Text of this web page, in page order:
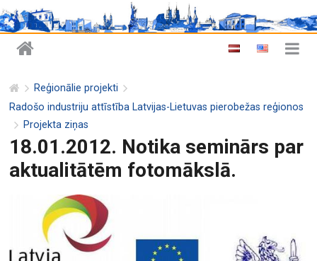
Reģionālie projekti
Radošo industriju attīstība Latvijas-Lietuvas pierobežas reģionos
Projekta ziņas
18.01.2012. Notika seminārs par
aktualitātēm fotomākslā.